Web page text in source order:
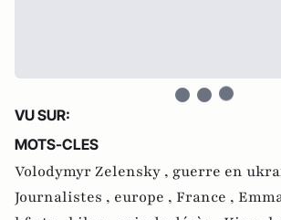
VU SUR:
MOTS-CLES
Volodymyr Zelensky , guerre en
Journalistes , europe , France ,